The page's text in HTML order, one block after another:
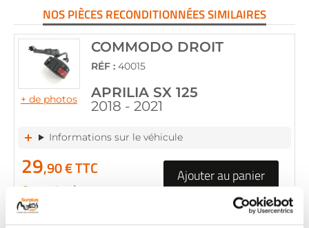
NOS PIÈCES RECONDITIONNÉES SIMILAIRES
+ de photos
COMMODO DROIT
RÉF : 40015
APRILIA SX 125
2018 - 2021
Informations sur le véhicule
29,90 € TTC
en stock
Ajouter au panier